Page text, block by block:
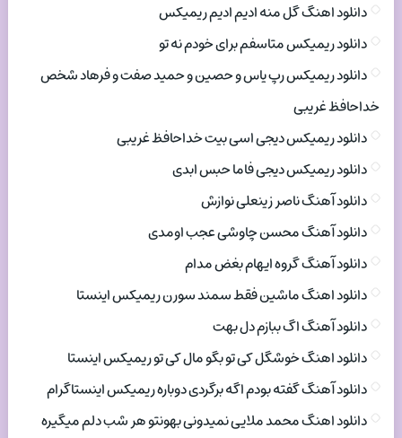
دانلود اهنگ گل منه ادیم ادیم ریمیکس
دانلود ریمیکس متاسفم برای خودم نه تو
دانلود ریمیکس رپ یاس و حصین و حمید صفت و فرهاد شخص
خداحافظ غریبی
دانلود ریمیکس دیجی اسی بیت خداحافظ غریبی
دانلود ریمیکس دیجی فاما حبس ابدی
دانلود آهنگ ناصر زینعلی نوازش
دانلود آهنگ محسن چاوشی عجب اومدی
دانلود آهنگ گروه ایهام بغض مدام
دانلود اهنگ ماشین فقط سمند سورن ریمیکس اینستا
دانلود آهنگ اگ ببازم دل بهت
دانلود اهنگ خوشگل کی تو بگو مال کی تو ریمیکس اینستا
دانلود آهنگ گفته بودم اگه برگردی دوباره ریمیکس اینستاگرام
دانلود اهنگ محمد ملایی نمیدونی بهونتو هر شب دلم میگیره